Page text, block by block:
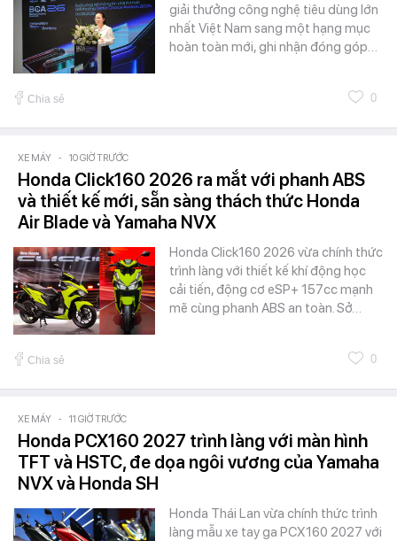
giải thưởng công nghệ tiêu dùng lớn
nhất Việt Nam sang một hạng mục
hoàn toàn mới, ghi nhận đóng góp…
Chia sẻ 0
XE MÁY - 10 GIỜ TRƯỚC
Honda Click160 2026 ra mắt với phanh ABS
và thiết kế mới, sẵn sàng thách thức Honda
Air Blade và Yamaha NVX
Honda Click160 2026 vừa chính thức
trình làng với thiết kế khí động học
cải tiến, động cơ eSP+ 157cc mạnh
mẽ cùng phanh ABS an toàn. Sở…
Chia sẻ 0
XE MÁY - 11 GIỜ TRƯỚC
Honda PCX160 2027 trình làng với màn hình
TFT và HSTC, đe dọa ngôi vương của Yamaha
NVX và Honda SH
Honda Thái Lan vừa chính thức trình
làng mẫu xe tay ga PCX160 2027 với